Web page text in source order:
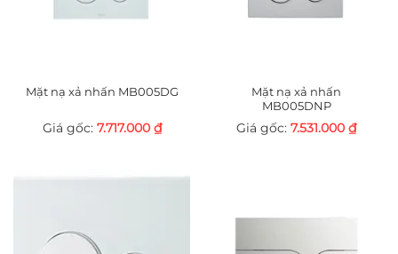
Mặt nạ xả nhấn MB005DG
7.717.000 ₫
Mặt nạ xả nhấn
MB005DNP
7.531.000 ₫